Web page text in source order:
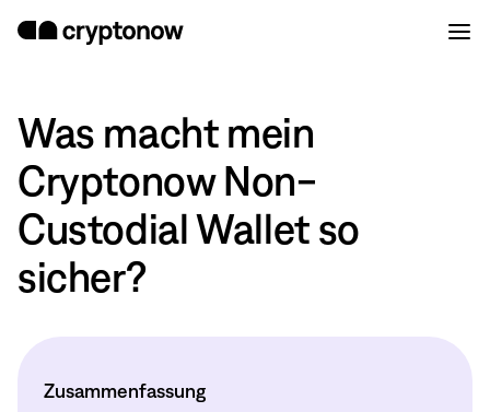
Was macht mein
Cryptonow Non-
Custodial Wallet so
sicher?
Zusammenfassung